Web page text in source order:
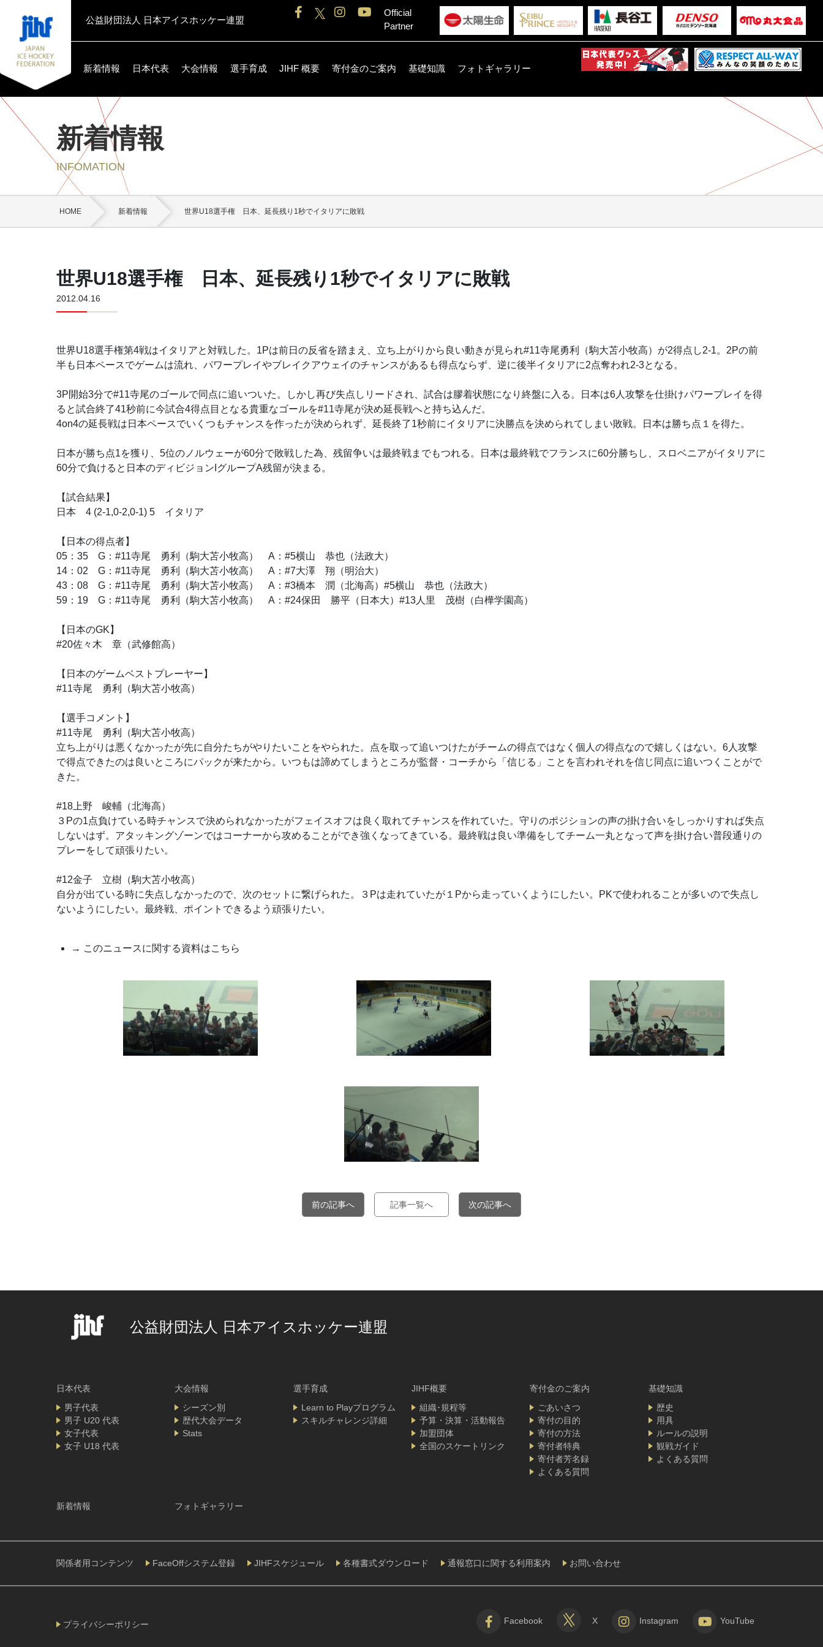
公益財団法人 日本アイスホッケー連盟
Official
Partner
新着情報 日本代表 大会情報 選手育成 JIHF 概要 寄付金のご案内 基礎知識 フォトギャラリー
新着情報
INFOMATION
HOME 新着情報 世界U18選手権 日本、延長残り1秒でイタリアに敗戦
世界U18選手権 日本、延長残り1秒でイタリアに敗戦
2012.04.16
世界U18選手権第4戦はイタリアと対戦した。1Pは前日の反省を踏まえ、立ち上がりから良い動きが見られ#11寺尾勇利（駒大苫小牧高）が2得点し2-1。2Pの前
半も日本ペースでゲームは流れ、パワープレイやブレイクアウェイのチャンスがあるも得点ならず、逆に後半イタリアに2点奪われ2-3となる。
3P開始3分で#11寺尾のゴールで同点に追いついた。しかし再び失点しリードされ、試合は膠着状態になり終盤に入る。日本は6人攻撃を仕掛けパワープレイを得
ると試合終了41秒前に今試合4得点目となる貴重なゴールを#11寺尾が決め延長戦へと持ち込んだ。
4on4の延長戦は日本ペースでいくつもチャンスを作ったが決められず、延長終了1秒前にイタリアに決勝点を決められてしまい敗戦。日本は勝ち点１を得た。
日本が勝ち点1を獲り、5位のノルウェーが60分で敗戦した為、残留争いは最終戦までもつれる。日本は最終戦でフランスに60分勝ちし、スロベニアがイタリアに
60分で負けると日本のディビジョンIグループA残留が決まる。
【試合結果】
日本 4 (2-1,0-2,0-1) 5 イタリア
【日本の得点者】
05：35 G：#11寺尾 勇利（駒大苫小牧高） A：#5横山 恭也（法政大）
14：02 G：#11寺尾 勇利（駒大苫小牧高） A：#7大澤 翔（明治大）
43：08 G：#11寺尾 勇利（駒大苫小牧高） A：#3橋本 潤（北海高）#5横山 恭也（法政大）
59：19 G：#11寺尾 勇利（駒大苫小牧高） A：#24保田 勝平（日本大）#13人里 茂樹（白樺学園高）
【日本のGK】
#20佐々木 章（武修館高）
【日本のゲームベストプレーヤー】
#11寺尾 勇利（駒大苫小牧高）
【選手コメント】
#11寺尾 勇利（駒大苫小牧高）
立ち上がりは悪くなかったが先に自分たちがやりたいことをやられた。点を取って追いつけたがチームの得点ではなく個人の得点なので嬉しくはない。6人攻撃
で得点できたのは良いところにパックが来たから。いつもは諦めてしまうところが監督・コーチから「信じる」ことを言われそれを信じ同点に追いつくことがで
きた。
#18上野 峻輔（北海高）
３Pの1点負けている時チャンスで決められなかったがフェイスオフは良く取れてチャンスを作れていた。守りのポジションの声の掛け合いをしっかりすれば失点
しないはず。アタッキングゾーンではコーナーから攻めることができ強くなってきている。最終戦は良い準備をしてチーム一丸となって声を掛け合い普段通りの
プレーをして頑張りたい。
#12金子 立樹（駒大苫小牧高）
自分が出ている時に失点しなかったので、次のセットに繋げられた。３Pは走れていたが１Pから走っていくようにしたい。PKで使われることが多いので失点し
ないようにしたい。最終戦、ポイントできるよう頑張りたい。
→ このニュースに関する資料はこちら
前の記事へ 記事一覧へ 次の記事へ
公益財団法人 日本アイスホッケー連盟
日本代表
男子代表
男子 U20 代表
女子代表
女子 U18 代表
大会情報
シーズン別
歴代大会データ
Stats
選手育成
Learn to Playプログラム
スキルチャレンジ詳細
JIHF概要
組織･規程等
予算・決算・活動報告
加盟団体
全国のスケートリンク
寄付金のご案内
ごあいさつ
寄付の目的
寄付の方法
寄付者特典
寄付者芳名録
よくある質問
基礎知識
歴史
用具
ルールの説明
観戦ガイド
よくある質問
新着情報 フォトギャラリー
関係者用コンテンツ FaceOffシステム登録 JIHFスケジュール 各種書式ダウンロード 通報窓口に関する利用案内 お問い合わせ
プライバシーポリシー Facebook X Instagram YouTube